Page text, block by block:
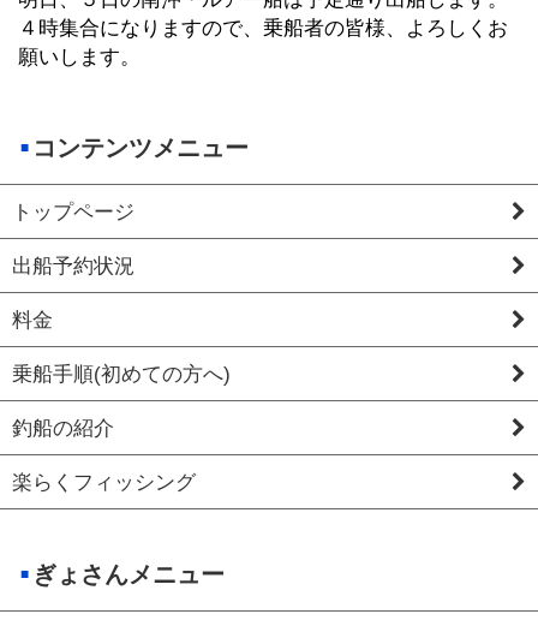
４時集合になりますので、乗船者の皆様、よろしくお
願いします。
コンテンツメニュー
トップページ
出船予約状況
料金
乗船手順(初めての方へ)
釣船の紹介
楽らくフィッシング
ぎょさんメニュー